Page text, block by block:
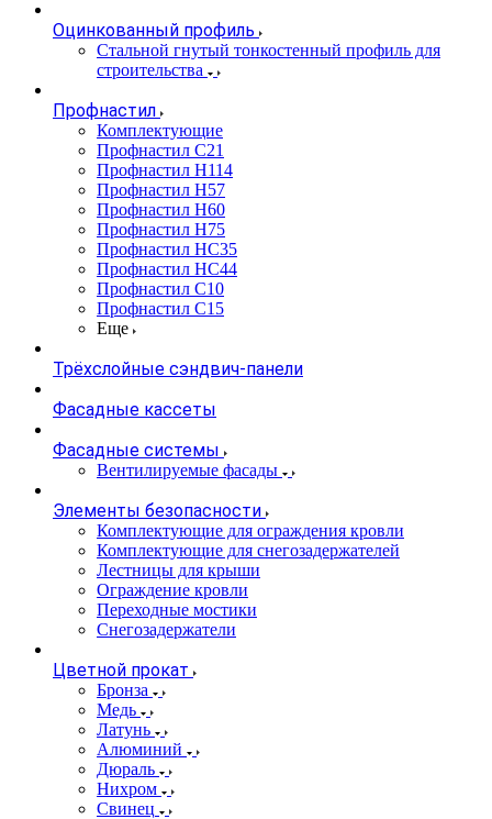
Оцинкованный профиль
Стальной гнутый тонкостенный профиль для
строительства
Профнастил
Комплектующие
Профнастил C21
Профнастил Н114
Профнастил Н57
Профнастил Н60
Профнастил Н75
Профнастил НС35
Профнастил НС44
Профнастил С10
Профнастил С15
Еще
Трёхслойные сэндвич-панели
Фасадные кассеты
Фасадные системы
Вентилируемые фасады
Элементы безопасности
Комплектующие для ограждения кровли
Комплектующие для снегозадержателей
Лестницы для крыши
Ограждение кровли
Переходные мостики
Снегозадержатели
Цветной прокат
Бронза
Медь
Латунь
Алюминий
Дюраль
Нихром
Свинец